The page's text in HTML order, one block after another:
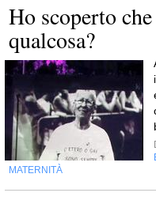
Ho scoperto
qualcosa?
MATERNITÀ